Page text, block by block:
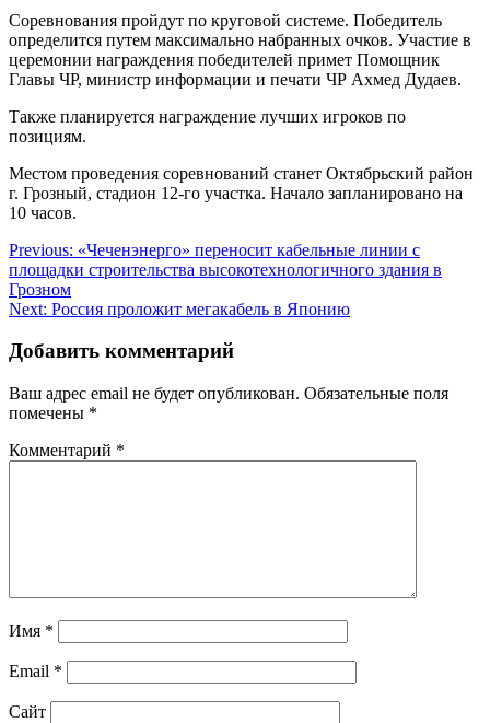
Соревнования пройдут по круговой системе. Победитель
определится путем максимально набранных очков. Участие в
церемонии награждения победителей примет Помощник
Главы ЧР, министр информации и печати ЧР Ахмед Дудаев.
Также планируется награждение лучших игроков по
позициям.
Местом проведения соревнований станет Октябрьский район
г. Грозный, стадион 12-го участка. Начало запланировано на
10 часов.
Навигация
по
записям
Previous: «Чеченэнерго» переносит кабельные линии с
площадки строительства высокотехнологичного здания в
Грозном
Next: Россия проложит мегакабель в Японию
Добавить комментарий
Ваш адрес email не будет опубликован. Обязательные поля
помечены *
Комментарий *
Имя *
Email *
Сайт